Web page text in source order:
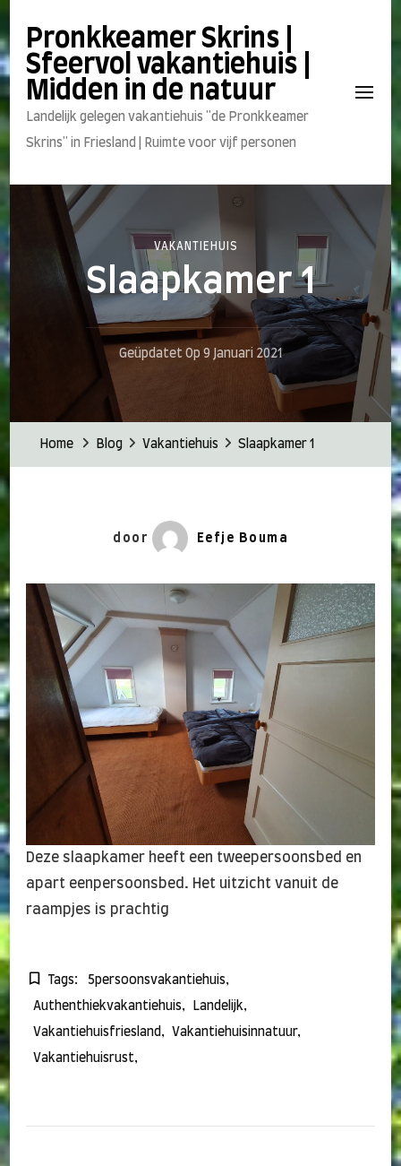
Pronkkeamer Skrins |
Sfeervol vakantiehuis |
Midden in de natuur
Landelijk gelegen vakantiehuis "de Pronkkeamer
Skrins" in Friesland | Ruimte voor vijf personen
VAKANTIEHUIS
Slaapkamer 1
Geüpdatet Op 9 Januari 2021
Home Blog Vakantiehuis Slaapkamer 1
door Eefje Bouma
Deze slaapkamer heeft een tweepersoonsbed en
apart eenpersoonsbed. Het uitzicht vanuit de
raampjes is prachtig
Tags: 5persoonsvakantiehuis
Authenthiekvakantiehuis Landelijk
Vakantiehuisfriesland Vakantiehuisinnatuur
Vakantiehuisrust